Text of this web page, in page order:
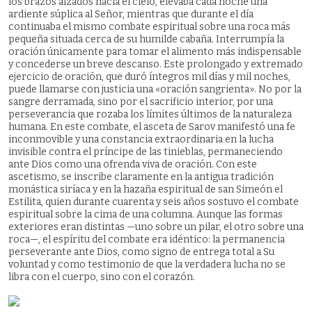
ardiente súplica al Señor, mientras que durante el día
continuaba el mismo combate espiritual sobre una roca más
pequeña situada cerca de su humilde cabaña. Interrumpía la
oración únicamente para tomar el alimento más indispensable
y concederse un breve descanso. Este prolongado y extremado
ejercicio de oración, que duró íntegros mil días y mil noches,
puede llamarse con justicia una «oración sangrienta». No por la
sangre derramada, sino por el sacrificio interior, por una
perseverancia que rozaba los límites últimos de la naturaleza
humana. En este combate, el asceta de Sarov manifestó una fe
inconmovible y una constancia extraordinaria en la lucha
invisible contra el príncipe de las tinieblas, permaneciendo
ante Dios como una ofrenda viva de oración. Con este
ascetismo, se inscribe claramente en la antigua tradición
monástica siríaca y en la hazaña espiritual de san Simeón el
Estilita, quien durante cuarenta y seis años sostuvo el combate
espiritual sobre la cima de una columna. Aunque las formas
exteriores eran distintas —uno sobre un pilar, el otro sobre una
roca—, el espíritu del combate era idéntico: la permanencia
perseverante ante Dios, como signo de entrega total a Su
voluntad y como testimonio de que la verdadera lucha no se
libra con el cuerpo, sino con el corazón.